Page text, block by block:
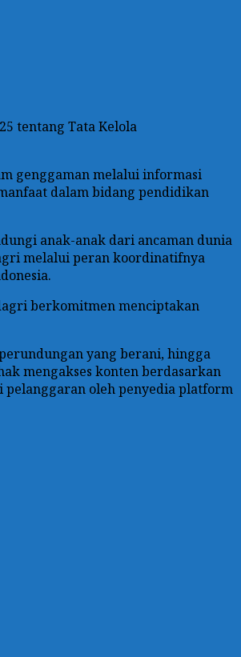
tentang Tata Kelola
genggaman melalui informasi
dalam bidang pendidikan
anak-anak dari ancaman dunia
melalui peran koordinatifnya
berkomitmen menciptakan
yang berani, hingga
mengakses konten berdasarkan
oleh penyedia platform